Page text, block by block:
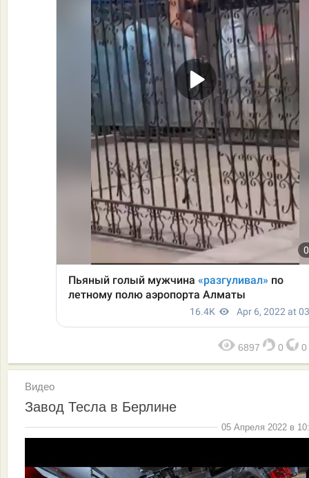
6897 0 0
Видео
Завод Тесла в Берлине
05 Апреля 2022 в